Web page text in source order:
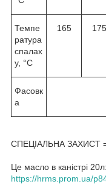
Темпе
ратура
спалах
у, °С
165 175
Фасовк
а
СПЕЦІАЛЬНА ЗАХИСТ
Це масло в каністрі 20л:
https://hrms.prom.ua/